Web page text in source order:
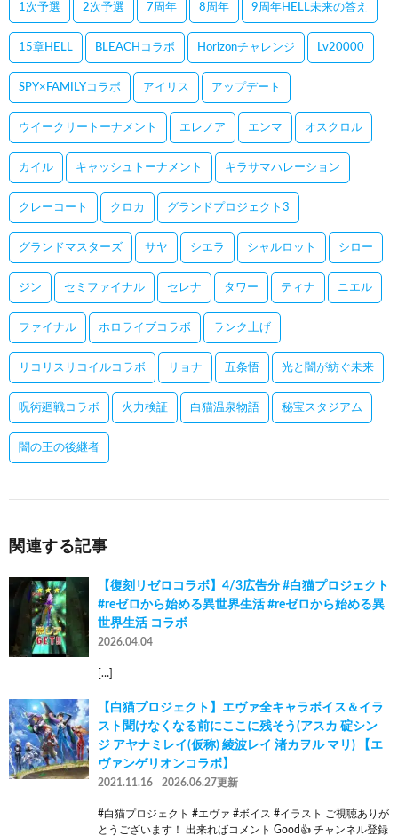
1次予選 2次予選 7周年 8周年 9周年HELL未来の答え
15章HELL BLEACHコラボ Horizonチャレンジ Lv20000
SPY×FAMILYコラボ アイリス アップデート
ウイークリートーナメント エレノア エンマ オスクロル
カイル キャッシュトーナメント キラサマハレーション
クレーコート クロカ グランドプロジェクト3
グランドマスターズ サヤ シエラ シャルロット シロー
ジン セミファイナル セレナ タワー ティナ ニエル
ファイナル ホロライブコラボ ランク上げ
リコリスリコイルコラボ リョナ 五条悟 光と闇が紡ぐ未来
呪術廻戦コラボ 火力検証 白猫温泉物語 秘宝スタジアム
闇の王の後継者
関連する記事
【復刻リゼロコラボ】4/3広告分 #白猫プロジェクト
#reゼロから始める異世界生活 #reゼロから始める異
世界生活 コラボ
2026.04.04
[…]
【白猫プロジェクト】エヴァ全キャラボイス＆イラ
スト聞けなくなる前にここに残そう(アスカ 碇シン
ジ アヤナミレイ(仮称) 綾波レイ 渚カヲル マリ) 【エ
ヴァンゲリオンコラボ】
2021.11.16 2026.06.27更新
#白猫プロジェクト #エヴァ #ボイス #イラスト ご視聴ありが
とうございます！ 出来ればコメント Good👍 チャンネル登録